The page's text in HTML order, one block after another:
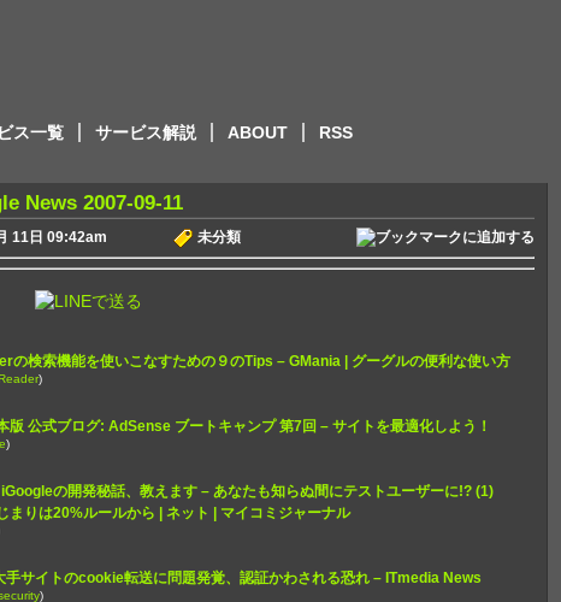
ス一覧 サービス解説 ABOUT RSS
News 2007-09-11
11日 09:42am 未分類
の検索機能を使いこなすための９のTips – GMania | グーグルの便利な使い方
)
版 公式ブログ: AdSense ブートキャンプ 第7回 – サイトを最適化しよう！
)
iGoogleの開発秘話、教えます – あなたも知らぬ間にテストユーザーに!? (1)
まりは20%ルールから | ネット | マイコミジャーナル
手サイトのcookie転送に問題発覚、認証かわされる恐れ – ITmedia News
)